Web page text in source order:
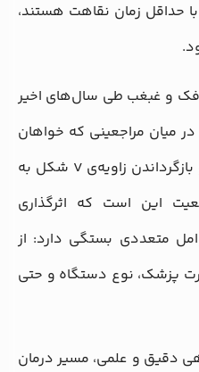
حداقل زمان نقاهت هستند،
فک و غبغب طی سال‌های اخیر
میان مراجعینی که خواهان
بهبود فرم چانه، حذف غبغب و بازگرداندن زاویه‌ی V شکل به
این است که اثرگذاری
متعددی بستگی دارد: از
پزشک، نوع دستگاه و حتی
دقیق و علمی، مسیر درمان